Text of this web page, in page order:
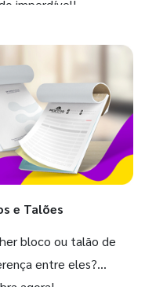
imperdível!
e Talões
bloco ou talão de
entre eles?
agora!